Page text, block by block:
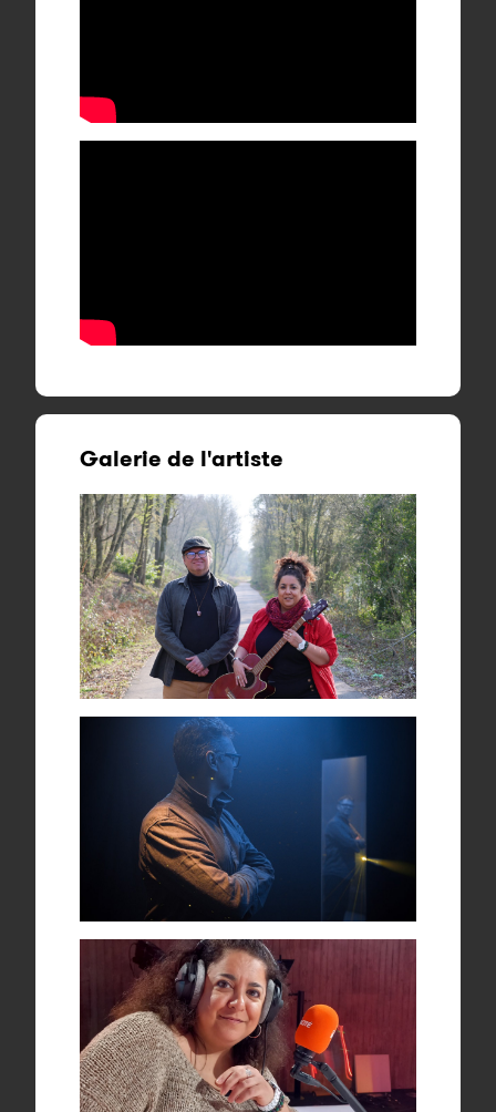
Galerie de l'artiste